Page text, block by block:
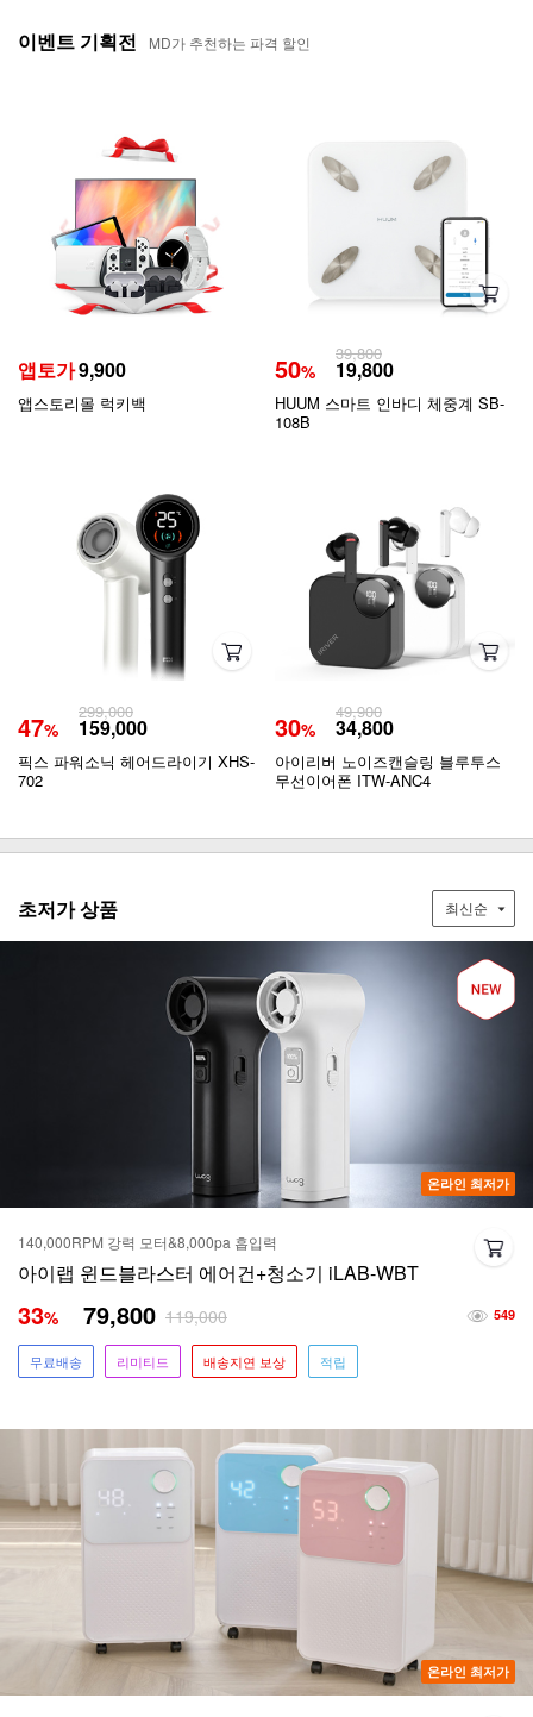
이벤트 기획전 MD가 추천하는 파격 할인
앱토가9,900
앱스토리몰 럭키백
50%
39,800
19,800
HUUM 스마트 인바디 체중계 SB-
108B
47%
299,000
159,000
픽스 파워소닉 헤어드라이기 XHS-
702
30%
49,900
34,800
아이리버 노이즈캔슬링 블루투스
무선이어폰 ITW-ANC4
초저가 상품
온라인 최저가
140,000RPM 강력 모터&8,000pa 흡입력
아이랩 윈드블라스터 에어건+청소기 iLAB-WBT
549
33% 79,800 119,000
무료배송 리미티드 배송지연 보상 적립
온라인 최저가